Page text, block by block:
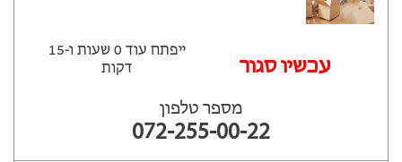
‫עכשיו סגור
ייפתח עוד 0 שעות ‫ו-15
דקות
מספר טלפון
072-255-00-22